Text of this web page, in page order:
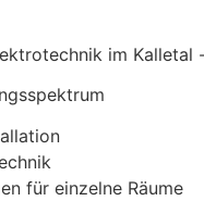
für einzelne Räume